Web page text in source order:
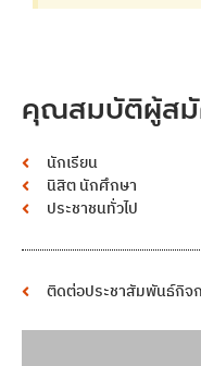
คุณสมบัติผู้ส
นักเรียน
นิสิต นักศึกษา
ประชาชนทั่วไป
ติดต่อประชาสัมพันธ์กิจ